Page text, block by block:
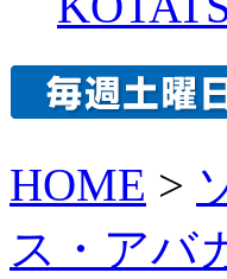
HOME >
ス・アバ